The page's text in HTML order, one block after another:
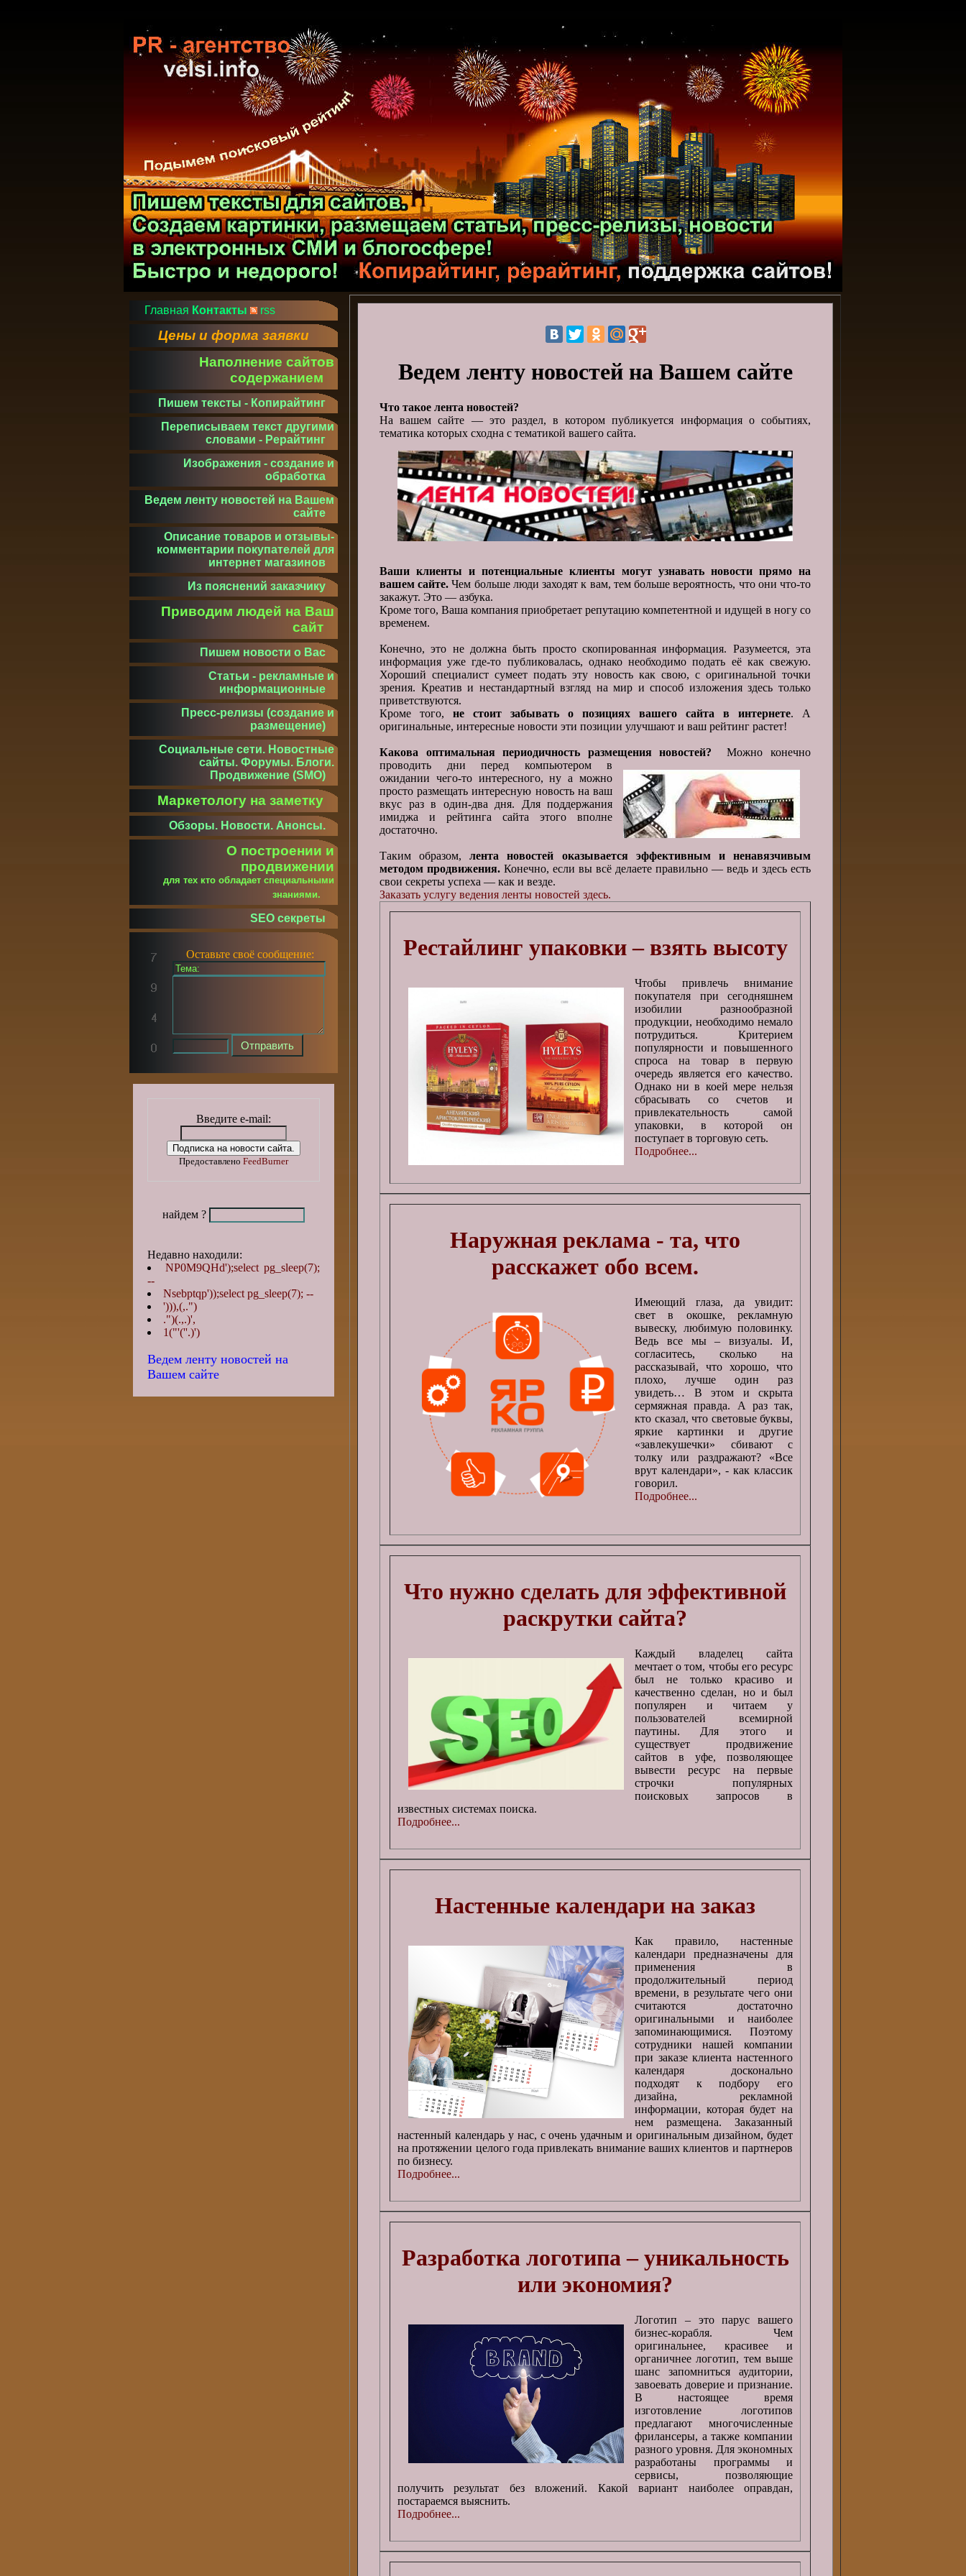
Ведем ленту новостей на Вашем сайте
Что такое лента новостей?
На вашем сайте — это раздел, в котором публикуется информация о событиях,
тематика которых сходна с тематикой вашего сайта.
Ваши клиенты и потенциальные клиенты могут узнавать новости прямо на
вашем сайте. Чем больше люди заходят к вам, тем больше вероятность, что они что-то
закажут. Это — азбука.
Кроме того, Ваша компания приобретает репутацию компетентной и идущей в ногу со
временем.
Конечно, это не должна быть просто скопированная информация. Разумеется, эта
информация уже где-то публиковалась, однако необходимо подать её как свежую.
Хороший специалист сумеет подать эту новость как свою, с оригинальной точки
зрения. Креатив и нестандартный взгляд на мир и способ изложения здесь только
приветствуются.
Кроме того, не стоит забывать о позициях вашего сайта в интернете. А
оригинальные, интересные новости эти позиции улучшают и ваш рейтинг растет!
Какова оптимальная периодичность размещения новостей?
Можно конечно
проводить дни перед компьютером в
ожидании чего-то интересного, ну а можно
просто размещать интересную новость на ваш
вкус раз в один-два дня. Для поддержания
имиджа и рейтинга сайта этого вполне
достаточно.
Таким образом,лента новостей оказывается эффективным и ненавязчивым
методом продвижения. Конечно, если вы всё делаете правильно — ведь и здесь есть
свои секреты успеха — как и везде.
Заказать услугу ведения ленты новостей здесь.
Рестайлинг упаковки – взять высоту
Чтобы привлечь внимание
покупателя при сегодняшнем
изобилии разнообразной
продукции, необходимо немало
потрудиться. Критерием
популярности и повышенного
спроса на товар в первую
очередь является его качество.
Однако ни в коей мере нельзя
сбрасывать со счетов и
привлекательность самой
упаковки, в которой он
поступает в торговую сеть.
Подробнее...
Наружная реклама - та, что
расскажет обо всем.
Имеющий глаза, да увидит:
свет в окошке, рекламную
вывеску, любимую половинку.
Ведь все мы – визуалы. И,
согласитесь, сколько на
рассказывай, что хорошо, что
плохо, лучше один раз
увидеть… В этом и скрыта
сермяжная правда. А раз так,
кто сказал, что световые буквы,
яркие картинки и другие
«завлекушечки» сбивают с
толку или раздражают? «Все
врут календари», - как классик
говорил.
Подробнее...
Что нужно сделать для эффективной
раскрутки сайта?
Каждый владелец сайта
мечтает о том, чтобы его ресурс
был не только красиво и
качественно сделан, но и был
популярен и читаем у
пользователей всемирной
паутины. Для этого и
существует продвижение
сайтов в уфе, позволяющее
вывести ресурс на первые
строчки популярных
поисковых запросов в
известных системах поиска.
Подробнее...
Настенные календари на заказ
Как правило, настенные
календари предназначены для
применения в
продолжительный период
времени, в результате чего они
считаются достаточно
оригинальными и наиболее
запоминающимися. Поэтому
сотрудники нашей компании
при заказе клиента настенного
календаря досконально
подходят к подбору его
дизайна, рекламной
информации, которая будет на
нем размещена. Заказанный
настенный календарь у нас, с очень удачным и оригинальным дизайном, будет
на протяжении целого года привлекать внимание ваших клиентов и партнеров
по бизнесу.
Подробнее...
Разработка логотипа – уникальность
или экономия?
Логотип – это парус вашего
бизнес-корабля. Чем
оригинальнее, красивее и
органичнее логотип, тем выше
шанс запомниться аудитории,
завоевать доверие и признание.
В настоящее время
изготовление логотипов
предлагают многочисленные
фрилансеры, а также компании
разного уровня. Для экономных
разработаны программы и
сервисы, позволяющие
получить результат без вложений. Какой вариант наиболее оправдан,
постараемся выяснить.
Подробнее...
Главная Контакты rss
Цены и форма заявки
Наполнение сайтов
содержанием
Пишем тексты - Копирайтинг
Переписываем текст другими
словами - Рерайтинг
Изображения - создание и
обработка
Ведем ленту новостей на Вашем
сайте
Описание товаров и отзывы-
комментарии покупателей для
интернет магазинов
Из пояснений заказчику
Приводим людей на Ваш
сайт
Пишем новости о Вас
Статьи - рекламные и
информационные
Пресс-релизы (создание и
размещение)
Социальные сети. Новостные
сайты. Форумы. Блоги.
Продвижение (SMO)
Маркетологу на заметку
Обзоры. Новости. Анонсы.
О построении и
продвижении
для тех кто обладает специальными
знаниями.
SEO секреты
Оставьте своё сообщение:
Введите e-mail:
Предоставлено FeedBurner
найдем ?
Недавно находили:
NP0M9QHd');select pg_sleep(7);
--
Nsebptqp'));select pg_sleep(7); --
'))),(,.")
.")(.,.)',
1("'(''.)')
Ведем ленту новостей на
Вашем сайте